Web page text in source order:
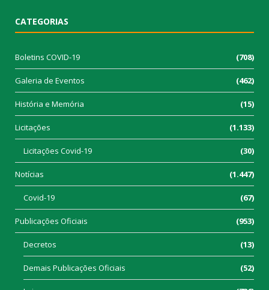
CATEGORIAS
Boletins COVID-19 (708)
Galeria de Eventos (462)
História e Memória (15)
Licitações (1.133)
Licitações Covid-19 (30)
Notícias (1.447)
Covid-19 (67)
Publicações Oficiais (953)
Decretos (13)
Demais Publicações Oficiais (52)